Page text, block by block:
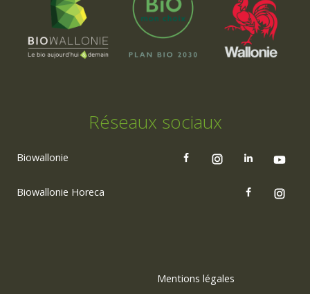
Réseaux sociaux
Biowallonie
Biowallonie Horeca
Mentions légales